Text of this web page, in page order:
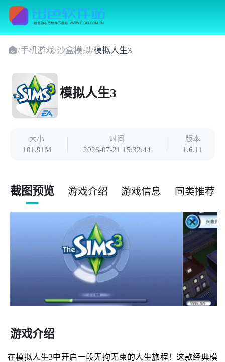
/手机游戏/沙盒模拟/模拟人生3
模拟人生3
大小
101.91M
时间
2026-07-21 15:32:44
版本
1.6.11
截图预览 游戏介绍 游戏信息 同类推荐
游戏介绍
在模拟人生3中开启一段无拘无束的人生旅程！这款经典模